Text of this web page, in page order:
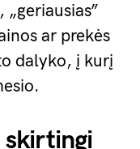
ar prekės
dalyko, į kurį